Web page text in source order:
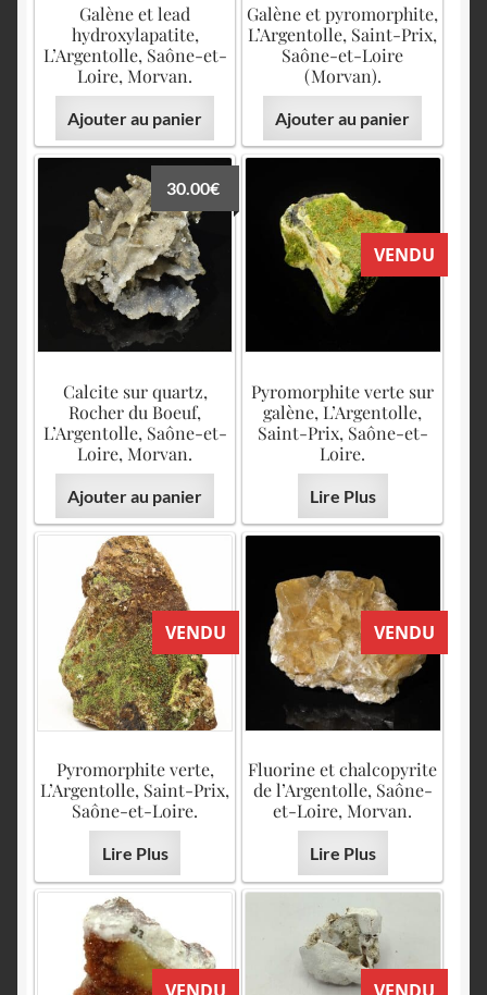
Galène et lead
hydroxylapatite,
L’Argentolle, Saône-et-
Loire, Morvan.
Ajouter au panier
Galène et pyromorphite,
L’Argentolle, Saint-Prix,
Saône-et-Loire
(Morvan).
Ajouter au panier
Calcite sur quartz,
Rocher du Boeuf,
L’Argentolle, Saône-et-
Loire, Morvan.
30.00€
Ajouter au panier
VENDU
Pyromorphite verte sur
galène, L’Argentolle,
Saint-Prix, Saône-et-
Loire.
Lire Plus
VENDU
Pyromorphite verte,
L’Argentolle, Saint-Prix,
Saône-et-Loire.
Lire Plus
VENDU
Fluorine et chalcopyrite
de l’Argentolle, Saône-
et-Loire, Morvan.
Lire Plus
VENDU VENDU